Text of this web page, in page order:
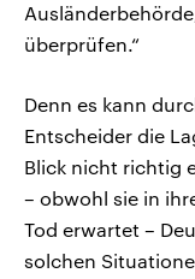
überprüfen.“
Denn es kann
Entscheider die
Blick nicht richtig
– obwohl sie in
Tod erwartet –
solchen